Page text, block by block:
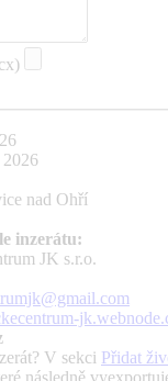
2026
nad Ohří
inzerátu:
JK s.r.o.
V sekci Přidat